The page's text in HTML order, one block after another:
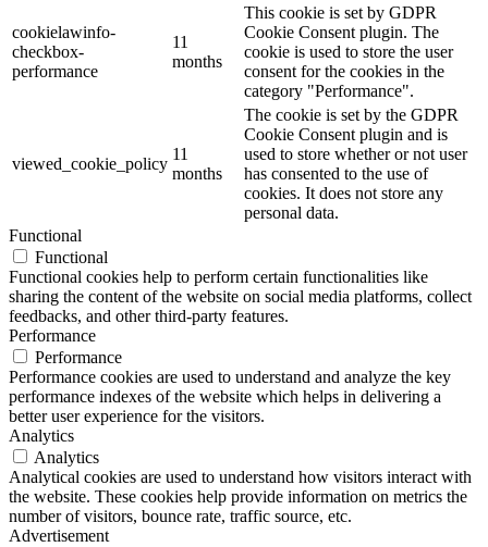
cookielawinfo-
checkbox-
performance
11
months
This cookie is set by GDPR
Cookie Consent plugin. The
cookie is used to store the user
consent for the cookies in the
category "Performance".
viewed_cookie_policy
11
months
The cookie is set by the GDPR
Cookie Consent plugin and is
used to store whether or not user
has consented to the use of
cookies. It does not store any
personal data.
Functional
Functional
Functional cookies help to perform certain functionalities like
sharing the content of the website on social media platforms, collect
feedbacks, and other third-party features.
Performance
Performance
Performance cookies are used to understand and analyze the key
performance indexes of the website which helps in delivering a
better user experience for the visitors.
Analytics
Analytics
Analytical cookies are used to understand how visitors interact with
the website. These cookies help provide information on metrics the
number of visitors, bounce rate, traffic source, etc.
Advertisement